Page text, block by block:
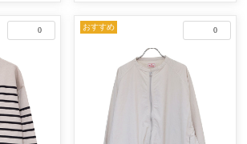
0 0
おすすめ